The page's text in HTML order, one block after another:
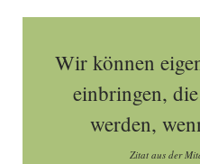
Wir können
einbringen,
werden,
Zitat aus der